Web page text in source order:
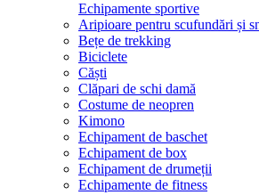
Echipamente sportive
Aripioare pentru scufundări și
Bețe de trekking
Biciclete
Căști
Clăpari de schi damă
Costume de neopren
Kimono
Echipament de baschet
Echipament de box
Echipament de drumeții
Echipamente de fitness